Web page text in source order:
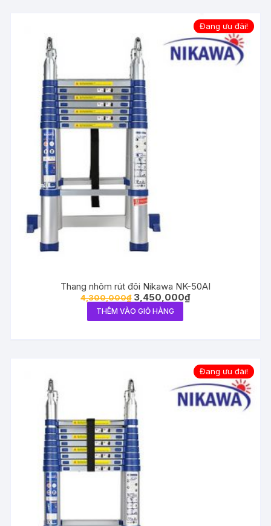
Đang ưu đãi!
Thang nhôm rút đôi Nikawa NK-50AI
4,300,000₫ 3,450,000₫
THÊM VÀO GIỎ HÀNG
Đang ưu đãi!